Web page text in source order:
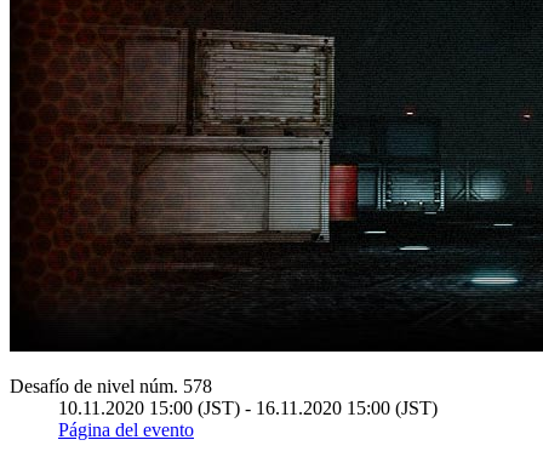
Desafío de nivel núm. 578
10.11.2020 15:00 (JST) - 16.11.2020 15:00 (JST)
Página del evento